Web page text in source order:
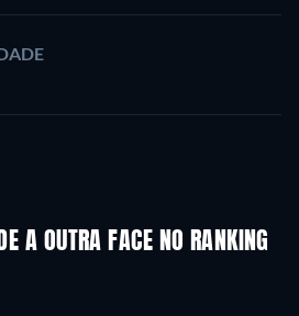
A OUTRA FACE NO RANKING